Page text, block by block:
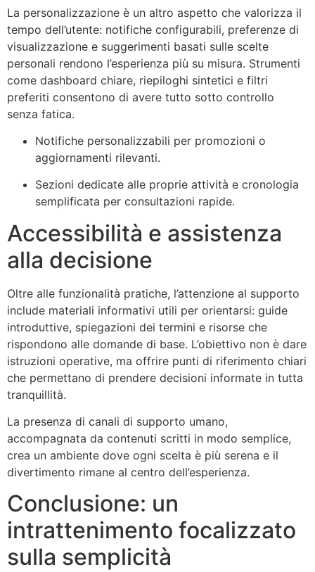
La personalizzazione è un altro aspetto che valorizza il
tempo dell’utente: notifiche configurabili, preferenze di
visualizzazione e suggerimenti basati sulle scelte
personali rendono l’esperienza più su misura. Strumenti
come dashboard chiare, riepiloghi sintetici e filtri
preferiti consentono di avere tutto sotto controllo
senza fatica.
Notifiche personalizzabili per promozioni o
aggiornamenti rilevanti.
Sezioni dedicate alle proprie attività e cronologia
semplificata per consultazioni rapide.
Accessibilità e assistenza
alla decisione
Oltre alle funzionalità pratiche, l’attenzione al supporto
include materiali informativi utili per orientarsi: guide
introduttive, spiegazioni dei termini e risorse che
rispondono alle domande di base. L’obiettivo non è dare
istruzioni operative, ma offrire punti di riferimento chiari
che permettano di prendere decisioni informate in tutta
tranquillità.
La presenza di canali di supporto umano,
accompagnata da contenuti scritti in modo semplice,
crea un ambiente dove ogni scelta è più serena e il
divertimento rimane al centro dell’esperienza.
Conclusione: un
intrattenimento focalizzato
sulla semplicità